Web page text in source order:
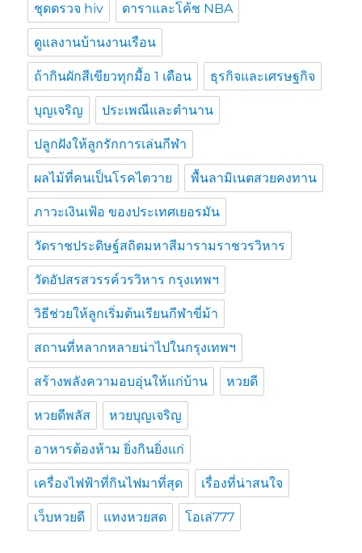
ชุดตรวจ hiv ดาราและโค้ช NBA
ดูแลงานบ้านงานเรือน
ถ้ากินผักสีเขียวทุกมื้อ 1 เดือน ธุรกิจและเศรษฐกิจ
บุญเจริญ ประเพณีและตำนาน
ปลูกฝังให้ลูกรักการเล่นกีฬา
ผลไม้ที่คนเป็นโรคไตวาย พื้นลามิเนตสวยคงทาน
ภาวะเงินเฟ้อ ของประเทศเยอรมัน
วัดราชประดิษฐ์สถิตมหาสีมารามราชวรวิหาร
วัดอัปสรสวรรค์วรวิหาร กรุงเทพฯ
วิธีช่วยให้ลูกเริ่มต้นเรียนกีฬาขี่ม้า
สถานที่หลากหลายน่าไปในกรุงเทพฯ
สร้างพลังความอบอุ่นให้แก่บ้าน หวยดี
หวยดีพลัส หวยบุญเจริญ
อาหารต้องห้าม ยิ่งกินยิ่งแก่
เครื่องไฟฟ้าที่กินไฟมาที่สุด เรื่องที่น่าสนใจ
เว็บหวยดี แทงหวยสด โอเล่777